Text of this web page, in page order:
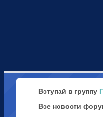
Вступай в группу
Все новости